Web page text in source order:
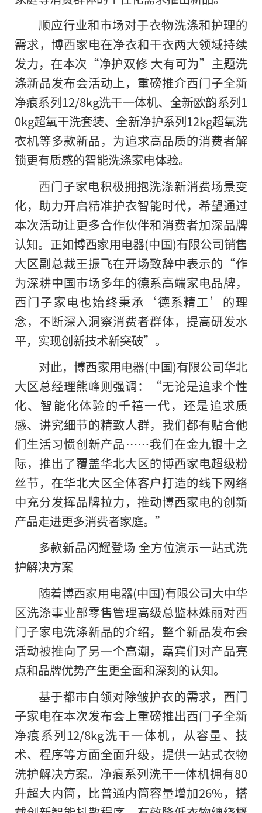
顺应行业和市场对于衣物洗涤和护理的
需求，博西家电在净衣和干衣两大领域持续
发力，在本次“净护双修 大有可为”主题洗
涤新品发布会活动上，重磅推介西门子全新
净痕系列12/8kg洗干一体机、全新欧韵系列1
0kg超氧干洗套装、全新净护系列12kg超氧洗
衣机等多款新品，为追求高品质的消费者解
锁更有质感的智能洗涤家电体验。
西门子家电积极拥抱洗涤新消费场景变
化，助力开启精准护衣智能时代，希望通过
本次活动让更多合作伙伴和消费者加深品牌
认知。正如博西家用电器(中国)有限公司销售
大区副总裁王振飞在开场致辞中表示的“作
为深耕中国市场多年的德系高端家电品牌，
西门子家电也始终秉承‘德系精工’的理
念，不断深入洞察消费者群体，提高研发水
平，实现创新技术新突破”。
对此，博西家用电器(中国)有限公司华北
大区总经理熊峰则强调：“无论是追求个性
化、智能化体验的千禧一代，还是追求质
感、讲究细节的精致人群，我们都有贴合他
们生活习惯创新产品……我们在金九银十之
际，推出了覆盖华北大区的博西家电超级粉
丝节，在华北大区全体客户打造的线下网络
中充分发挥品牌拉力，推动博西家电的创新
产品走进更多消费者家庭。”
多款新品闪耀登场 全方位演示一站式洗
护解决方案
随着博西家用电器(中国)有限公司大中华
区洗涤事业部零售管理高级总监林姝丽对西
门子家电洗涤新品的介绍，整个新品发布会
活动被推向了另一个高潮，嘉宾们对产品亮
点和品牌优势产生更全面和深刻的认知。
基于都市白领对除皱护衣的需求，西门
子家电在本次发布会上重磅推出西门子全新
净痕系列12/8kg洗干一体机，从容量、技
术、程序等方面全面升级，提供一站式衣物
洗护解决方案。净痕系列洗干一体机拥有80
升超大内筒，比普通内筒容量增加26%，搭